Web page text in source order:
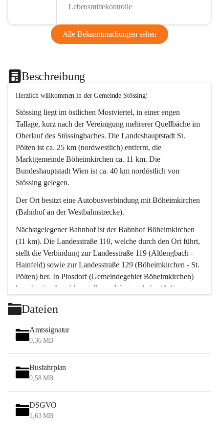
Lebensmittekontrolle
Alle Bekanntmachungen sehen
Beschreibung
Herzlich willkommen in der Gemeinde Stössing!
Stössing liegt im östlichen Mostviertel, in einer engen
Tallage, kurz nach der Vereinigung mehrerer Quellbäche im
Oberlauf des Stössingbaches. Die Landeshauptstadt St.
Pölten ist ca. 25 km (nordwestlich) entfernt, die
Marktgemeinde Böheimkirchen ca. 11 km. Die
Bundeshauptstadt Wien ist ca. 40 km nordöstlich von
Stössing gelegen.
Der Ort besitzt eine Autobusverbindung mit Böheimkirchen
(Bahnhof an der Westbahnstrecke).
Nächstgelegener Bahnhof ist der Bahnhof Böheimkirchen
(11 km). Die Landesstraße 110, welche durch den Ort führt,
stellt die Verbindung zur Landesstraße 119 (Altlengbach -
Hainfeld) sowie zur Landesstraße 129 (Böheimkirchen - St.
Pölten) her. In Plosdorf (Gemeindegebiet Böheimkirchen)
besteht eine Anschlussstelle zur Westautobahn (A 1).
Wien erreicht man in ca. 45 Minuten.
Stössing zählt noch zum Naherholungsraum Wien sowie
zum Naherholungsraum St. Pölten. Viele Bauernhöfe hatten
„ihre Wiener“. Seit 1960 bauten viele Wiener
Wochenendhäuser im Gemeindegebiet. Wegen des
waldreichen Jagdgebietes haben viele Jagdpächter ihre
Das Wandern ist aus touristischer Sicht die bedeutendste
Tätigkeit. Das hügelige Gebiet mit Wanderwegen durch
Wiesen, Wälder und Obstkulturen lädt dazu ein. Gefördert
Dateien
Amtssignatur
0,36 MB
Busfahrplan
0,58 MB
DSGVO
1,63 MB